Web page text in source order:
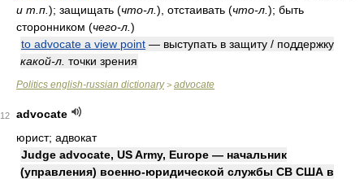
и т.п. ); защищать (что-л. ) , отстаивать (что-л. ); быть
сторонником (чего-л. )
to advocate a view point — выступать в защиту / поддержку
какой-л. точки зрения
Politics english-russian dictionary> advocate
12
advocate
юрист; адвокат
Judge advocate, US Army, Europe — начальник
(управления) военно-юридической службы СВ США в